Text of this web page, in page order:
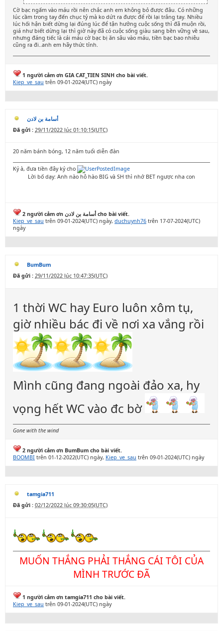
Cờ bạc ngấm vào máu rồi nên chắc anh em không bỏ được đâu. Có những
lúc cầm trong tay đến chục tỷ mà ko dứt ra được để rồi lại trắng tay. Nhiều
lúc hối hận biết dừng lại đúng lúc để tận hưởng cuộc sống thì đã muộn rồi,
giá như biết dừng lại thì giờ này đã có cuộc sống giàu sang bền vững về sau,
nhưng đáng tiếc là cái máu cờ bạc bị ăn sâu vào máu, tiền bạc bao nhiêu
cũng ra đi..anh em hãy thức tỉnh.
1 người cảm ơn GIA CAT_TIEN SINH cho bài viết.
Kiep_ve_sau trên 09-01-2024(UTC) ngày
أسامة بن لادن
Đã gửi : 29/11/2022 lúc 01:10:15(UTC)
20 năm bánh bóng, 12 năm tuổi diễn đàn
Ký à, đưa tiền đây ký cho
Lời bố dạy: Anh nào hô hào BIG và SH thì nhớ BET ngược nha con
2 người cảm ơn أسامة بن لادن cho bài viết.
Kiep_ve_sau trên 09-01-2024(UTC) ngày, duchuynh76 trên 17-07-2024(UTC)
ngày
BumBum
Đã gửi : 29/11/2022 lúc 10:47:35(UTC)
1 thời WC hay Euro luôn xôm tụ,
giờ nhiều bác đi về nơi xa vắng rồi
Mình cũng đang ngoài đảo xa, hy
vọng hết WC vào đc bờ
Gone with the wind
2 người cảm ơn BumBum cho bài viết.
BOOMBI trên 01-12-2022(UTC) ngày, Kiep_ve_sau trên 09-01-2024(UTC) ngày
tamgia711
Đã gửi : 02/12/2022 lúc 09:30:05(UTC)
MUỐN THẮNG PHẢI THẮNG CÁI TÔI CỦA
MÌNH TRƯỚC ĐÃ
1 người cảm ơn tamgia711 cho bài viết.
Kiep_ve_sau trên 09-01-2024(UTC) ngày